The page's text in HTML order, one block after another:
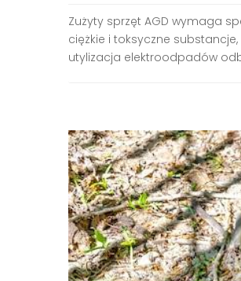
Zużyty sprzęt AGD wymaga
ciężkie i toksyczne
utylizacja elektroodpadów